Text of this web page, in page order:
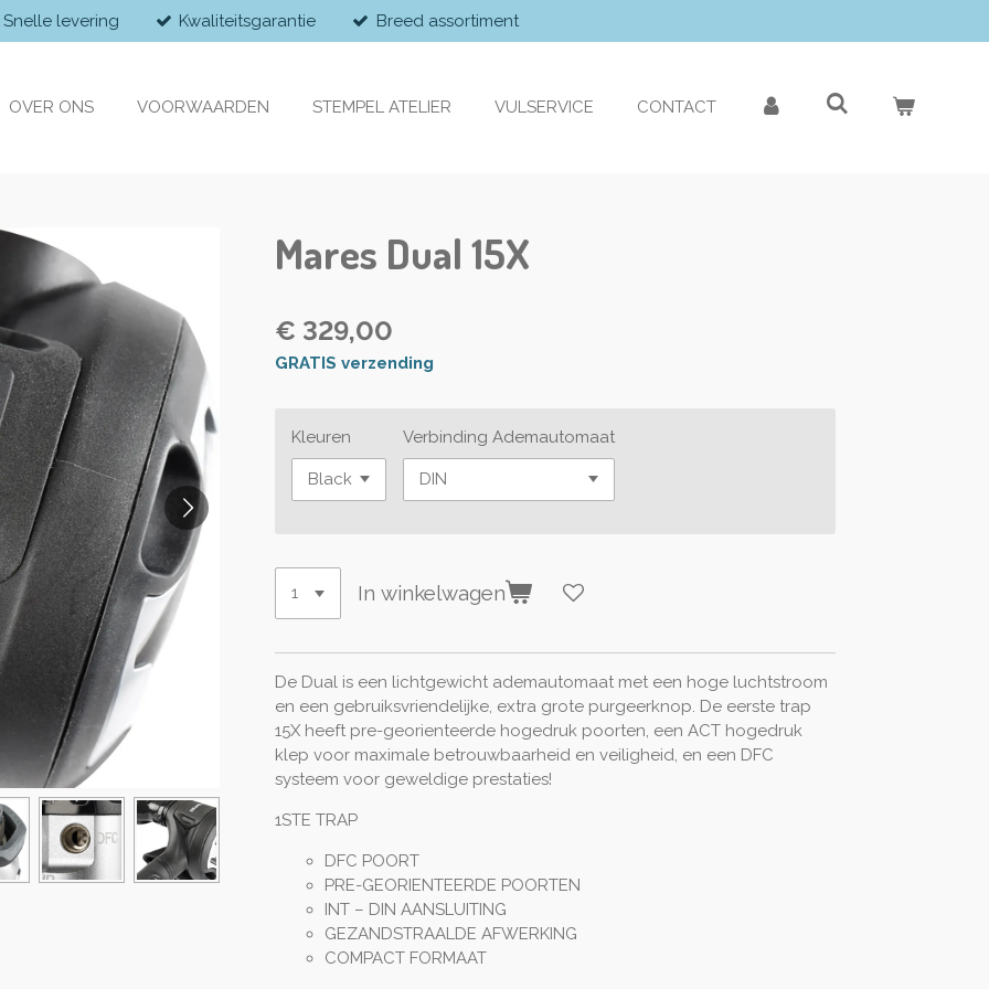
Snelle levering Kwaliteitsgarantie Breed assortiment
OVER ONS VOORWAARDEN STEMPEL ATELIER VULSERVICE CONTACT
Mares Dual 15X
€ 329,00
GRATIS verzending
Kleuren Verbinding Ademautomaat
In winkelwagen
De Dual is een lichtgewicht ademautomaat met een hoge luchtstroom
en een gebruiksvriendelijke, extra grote purgeerknop. De eerste trap
15X heeft pre-georienteerde hogedruk poorten, een ACT hogedruk
klep voor maximale betrouwbaarheid en veiligheid, en een DFC
systeem voor geweldige prestaties!
1STE TRAP
DFC POORT
PRE-GEORIENTEERDE POORTEN
INT – DIN AANSLUITING
GEZANDSTRAALDE AFWERKING
COMPACT FORMAAT